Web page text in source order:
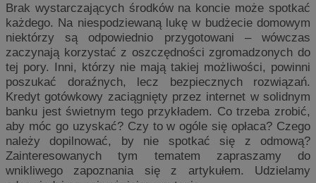
Brak wystarczających środków na koncie może spotkać
każdego. Na niespodziewaną lukę w budżecie domowym
niektórzy są odpowiednio przygotowani – wówczas
zaczynają korzystać z oszczędności zgromadzonych do
tej pory. Inni, którzy nie mają takiej możliwości, powinni
poszukać doraźnych, lecz bezpiecznych rozwiązań.
Kredyt gotówkowy zaciągnięty przez internet w solidnym
banku jest świetnym tego przykładem. Co trzeba zrobić,
aby móc go uzyskać? Czy to w ogóle się opłaca? Czego
należy dopilnować, by nie spotkać się z odmową?
Zainteresowanych tym tematem zapraszamy do
wnikliwego zapoznania się z artykułem. Udzielamy